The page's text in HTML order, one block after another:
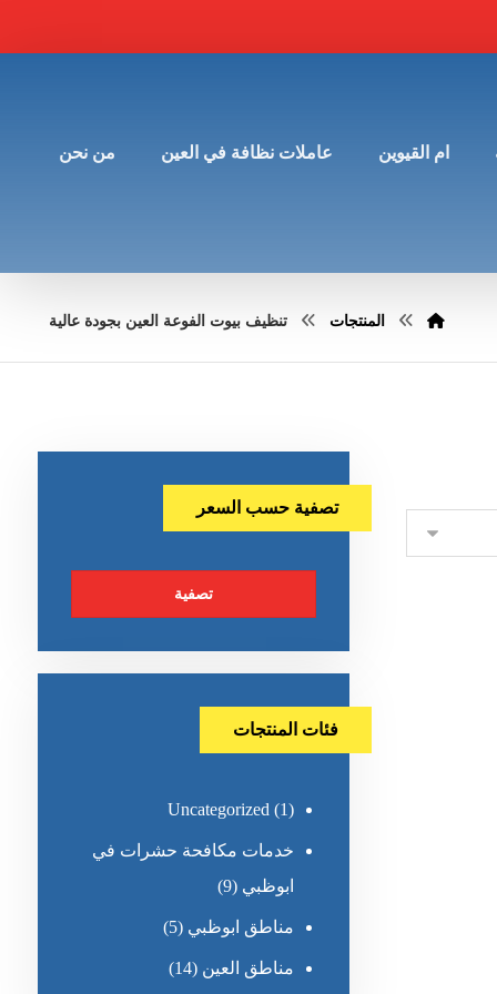
ام القيوين عاملات نظافة في العين من نحن
المنتجات تنظيف بيوت الفوعة العين بجودة عالية
تصفية حسب السعر
تصفية
فئات المنتجات
Uncategorized (1)
خدمات مكافحة حشرات في
ابوظبي (9)
مناطق ابوظبي (5)
مناطق العين (14)